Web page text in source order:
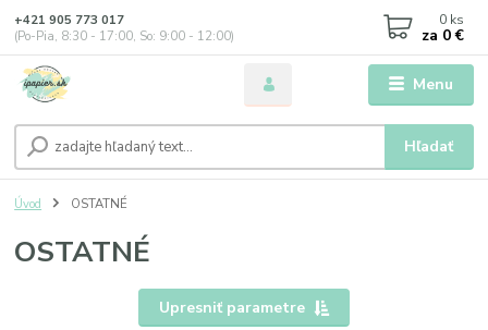
Menu
Hľadať
+421 905 773 017
(Po-Pia, 8:30 - 17:00, So: 9:00 - 12:00)
0 ks
za 0 €
Úvod OSTATNÉ
OSTATNÉ
Upresniť parametre